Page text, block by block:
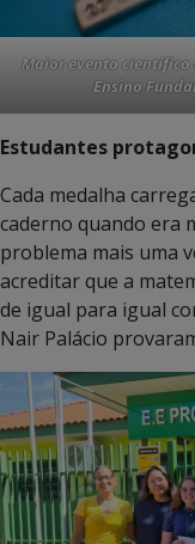
Maior evento científico
Ensino
Estudantes
Cada medalha
caderno quando era
problema mais uma
acreditar que a
de igual para igual
Nair Palácio